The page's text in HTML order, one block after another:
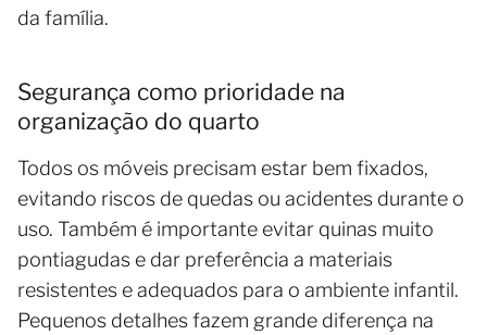
da família.
Segurança como prioridade na
organização do quarto
Todos os móveis precisam estar bem fixados,
evitando riscos de quedas ou acidentes durante o
uso. Também é importante evitar quinas muito
pontiagudas e dar preferência a materiais
resistentes e adequados para o ambiente infantil.
Pequenos detalhes fazem grande diferença na